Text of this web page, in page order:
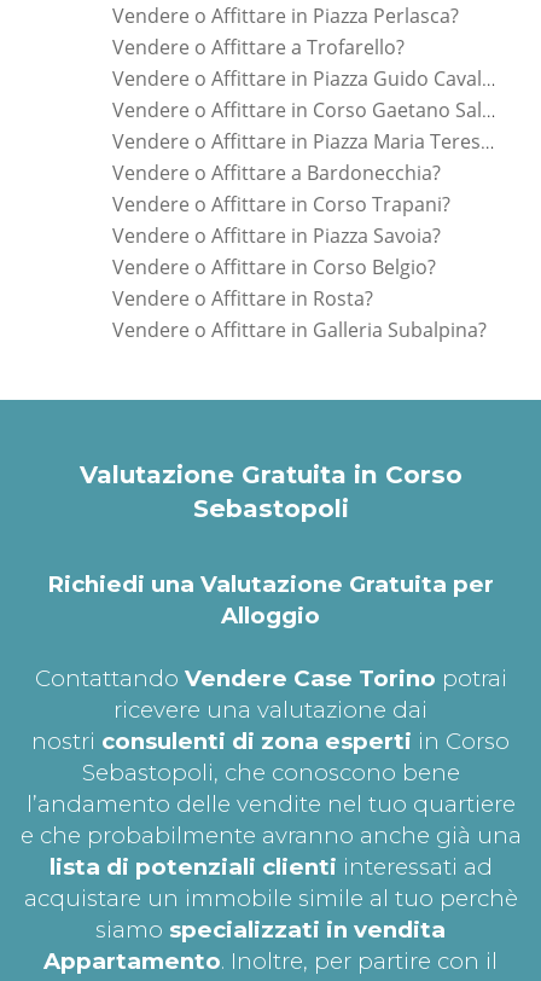
Vendere o Affittare in Piazza Perlasca?
Vendere o Affittare a Trofarello?
Vendere o Affittare in Piazza Guido Cavalcanti?
Vendere o Affittare in Corso Gaetano Salvemini?
Vendere o Affittare in Piazza Maria Teresa?
Vendere o Affittare a Bardonecchia?
Vendere o Affittare in Corso Trapani?
Vendere o Affittare in Piazza Savoia?
Vendere o Affittare in Corso Belgio?
Vendere o Affittare in Rosta?
Vendere o Affittare in Galleria Subalpina?
Valutazione Gratuita in Corso
Sebastopoli
Richiedi una Valutazione Gratuita per
Alloggio
Contattando Vendere Case Torino potrai
ricevere una valutazione dai
nostri consulenti di zona esperti in Corso
Sebastopoli, che conoscono bene
l’andamento delle vendite nel tuo quartiere
e che probabilmente avranno anche già una
lista di potenziali clienti interessati ad
acquistare un immobile simile al tuo perchè
siamo specializzati in vendita
Appartamento. Inoltre, per partire con il